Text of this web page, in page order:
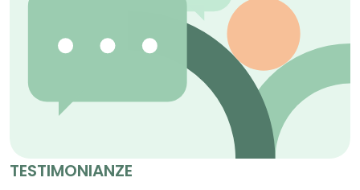
TESTIMONIANZE